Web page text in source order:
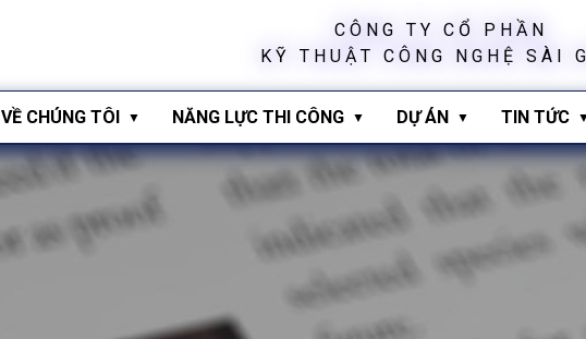
CÔ NG TY C Ổ P HẦ N
K Ỹ T H U Ậ T C Ô N G N G H Ệ S À I G
VỀ CHÚNG TÔI NĂNG LỰC THI CÔNG DỰ ÁN TIN TỨC